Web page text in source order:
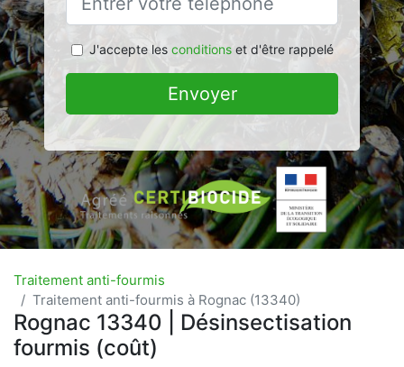
J'accepte les conditionset d'être rappelé
Envoyer
Traitement anti-fourmis
Traitement anti-fourmis à Rognac (13340)
Rognac 13340 | Désinsectisation
fourmis (coût)